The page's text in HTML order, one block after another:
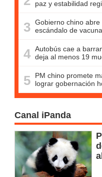
paz y estabilidad
3 Gobierno chino
escándalo de
4 Autobús cae a
deja al menos 19
5
PM chino promete
lograr gobernación
Canal iPanda